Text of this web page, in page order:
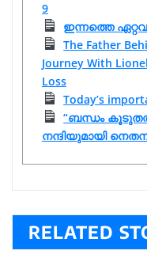
9
ഇന്നത്തെ
The Father
Journey With
Loss
Today’s
“ബന്ധം കൂടുതൽ
നന്ദിയുമായി
RELATED